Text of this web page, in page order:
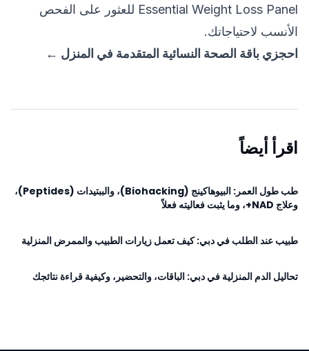
Essential Weight Loss Panel للعثور على الفحص
الأنسب لاحتياجاتك.
احجزي باقة الصحة النسائية المتقدمة في المنزل ←
اقرأ أيضاً
طب طول العمر: البيوهاكينج (Biohacking)، والببتيدات (Peptides)،
وعلاج NAD+، وما يثبت فعاليته فعلاً
طبيب عند الطلب في دبي: كيف تعمل زيارات الطبيب والممرض المنزلية
تحاليل الدم المنزلية في دبي: الباقات، والتحضير، وكيفية قراءة نتائجك